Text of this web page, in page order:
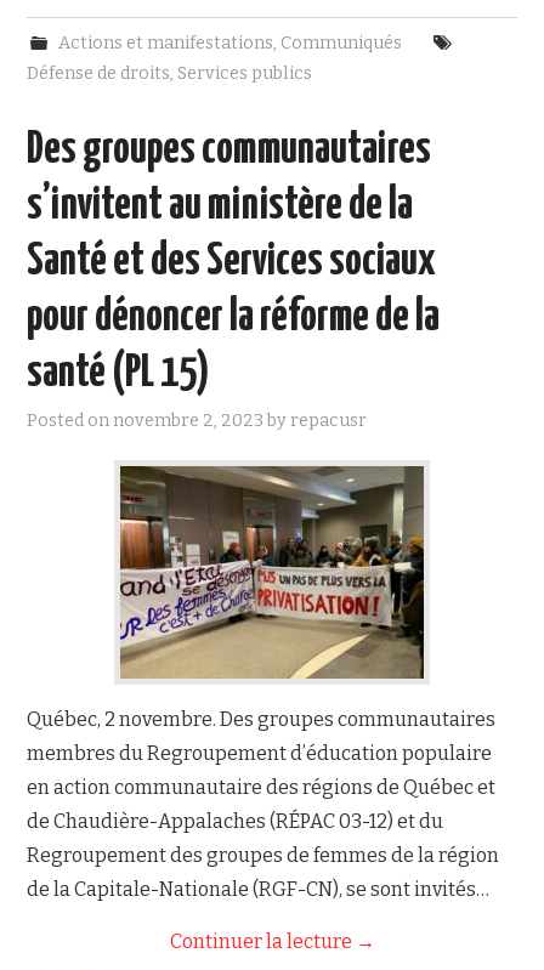
c
b
o
i
t
t
e
Actions et manifestations, Communiqués
Défense de droits, Services publics
Des groupes communautaires
s’invitent au ministère de la
Santé et des Services sociaux
pour dénoncer la réforme de la
santé (PL 15)
Posted onnovembre 2, 2023 byrepacusr
Québec, 2 novembre. Des groupes communautaires
membres du Regroupement d’éducation populaire
en action communautaire des régions de Québec et
de Chaudière-Appalaches (RÉPAC 03-12) et du
Regroupement des groupes de femmes de la région
de la Capitale-Nationale (RGF-CN), se sont invités…
Continuer la lecture →